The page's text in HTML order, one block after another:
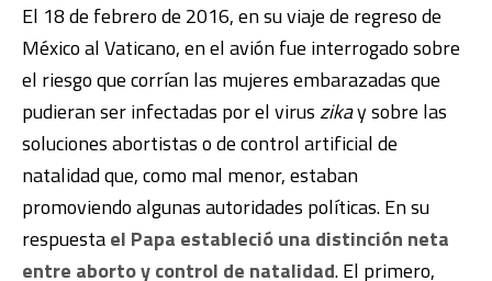
El 18 de febrero de 2016, en su viaje de regreso de
México al Vaticano, en el avión fue interrogado sobre
el riesgo que corrían las mujeres embarazadas que
pudieran ser infectadas por el viruszikay sobre las
soluciones abortistas o de control artificial de
natalidad que, como mal menor, estaban
promoviendo algunas autoridades políticas. En su
respuestael Papa estableció una distinción neta
entre aborto y control de natalidad. El primero,